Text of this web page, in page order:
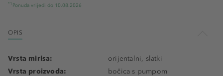
*1 Ponuda vrijedi do 10.08.2026
OPIS
Vrsta mirisa:
orijentalni, slatki
Vrsta proizvoda:
bočica s pumpom